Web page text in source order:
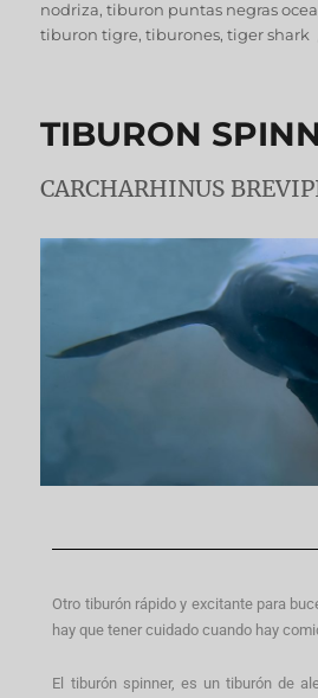
nodriza,tiburon puntas negras
tiburon tigre,tiburones,tiger shark
TIBURON
CARCHARHINUS
Otro tiburón rápido y excitante para
hay que tener cuidado cuando hay
El tiburón spinner, es un tiburón de